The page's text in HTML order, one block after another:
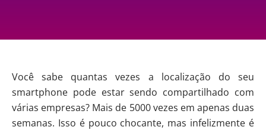
Você sabe quantas vezes a localização do seu
smartphone pode estar sendo compartilhado com
várias empresas? Mais de 5000 vezes em apenas duas
semanas. Isso é pouco chocante, mas infelizmente é